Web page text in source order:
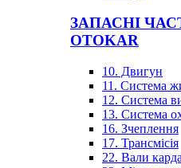
ЗАПАСНІ
OTOKAR
10. Двигун
11. Система
12. Система
13. Система
16. Зчеплення
17. Трансмісія
22. Вали